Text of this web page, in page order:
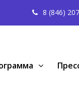
8 (846)